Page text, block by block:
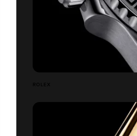
ROLEX